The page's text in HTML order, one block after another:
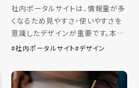
社内ポータルサイトは、情報量が多
くなるため見やすさ・使いやすさを
意識したデザインが重要です。本記
事では、社内ポータルサイトが社員
になるためのデザインのポイント
について、トレンドや事例と合わ
社内ポータルサイト デザイン